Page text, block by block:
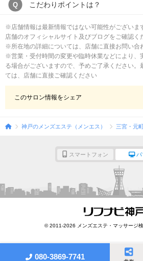
Q こだわりポイントは？
※店舗情報は最新情報ではない可能性がございま
店舗のオフィシャルサイト及びブログをご確認く
※所在地の詳細については、店舗に直接お問い合
※営業・受付時間の変更や臨時休業などにより、
る場合がございますので、予めご了承ください
ては、店舗に直接ご確認ください
このサロン情報をシェア
神戸のメンズエステ（メンエス） 三宮・元
スマートフォン
© 2011-2026 メンズエステ・マッサージ
080-3869-7741